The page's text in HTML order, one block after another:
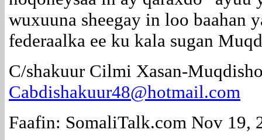
wuxuuna sheegay in loo baahan
federaalka ee ku kala sugan
C/shakuur Cilmi Xasan-
Cabdishakuur48@hotmail.com
Faafin: SomaliTalk.com Nov 19,